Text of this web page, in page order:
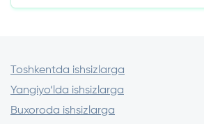
Birinchi qarz odatda eng
Oldindan to‘lov talab
kreditorlardan qoching
Toshkentda ishsizlarga
Yangiyo‘lda ishsizlarga
Buxoroda ishsizlarga